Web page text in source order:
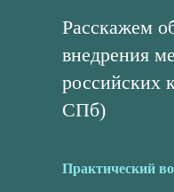
Расскажем
внедрения
российских
СПб)
Практический